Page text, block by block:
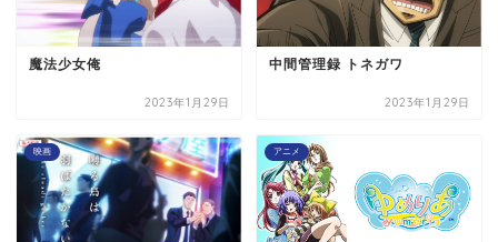
魔法少女俺
2023年1月29日
中間管理録 トネガワ
2023年1月29日
映画 アニメ